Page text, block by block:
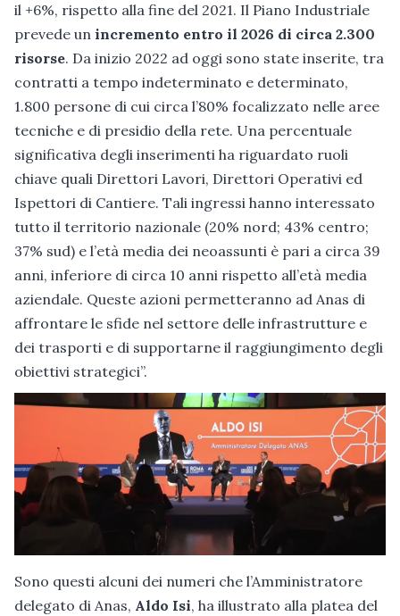
il +6%, rispetto alla fine del 2021. Il Piano Industriale
prevede un incremento entro il 2026 di circa 2.300
risorse. Da inizio 2022 ad oggi sono state inserite, tra
contratti a tempo indeterminato e determinato,
1.800 persone di cui circa l’80% focalizzato nelle aree
tecniche e di presidio della rete. Una percentuale
significativa degli inserimenti ha riguardato ruoli
chiave quali Direttori Lavori, Direttori Operativi ed
Ispettori di Cantiere. Tali ingressi hanno interessato
tutto il territorio nazionale (20% nord; 43% centro;
37% sud) e l’età media dei neoassunti è pari a circa 39
anni, inferiore di circa 10 anni rispetto all’età media
aziendale. Queste azioni permetteranno ad Anas di
affrontare le sfide nel settore delle infrastrutture e
dei trasporti e di supportarne il raggiungimento degli
obiettivi strategici”.
Sono questi alcuni dei numeri che l’Amministratore
delegato di Anas, Aldo Isi, ha illustrato alla platea del